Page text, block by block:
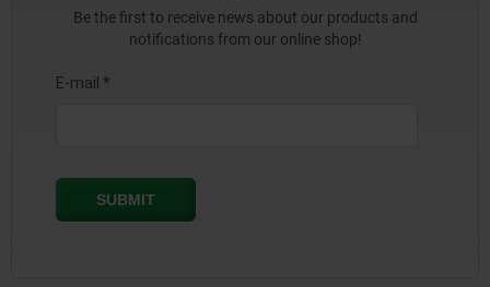
Be the first to receive news about our products and
notifications from our online shop!